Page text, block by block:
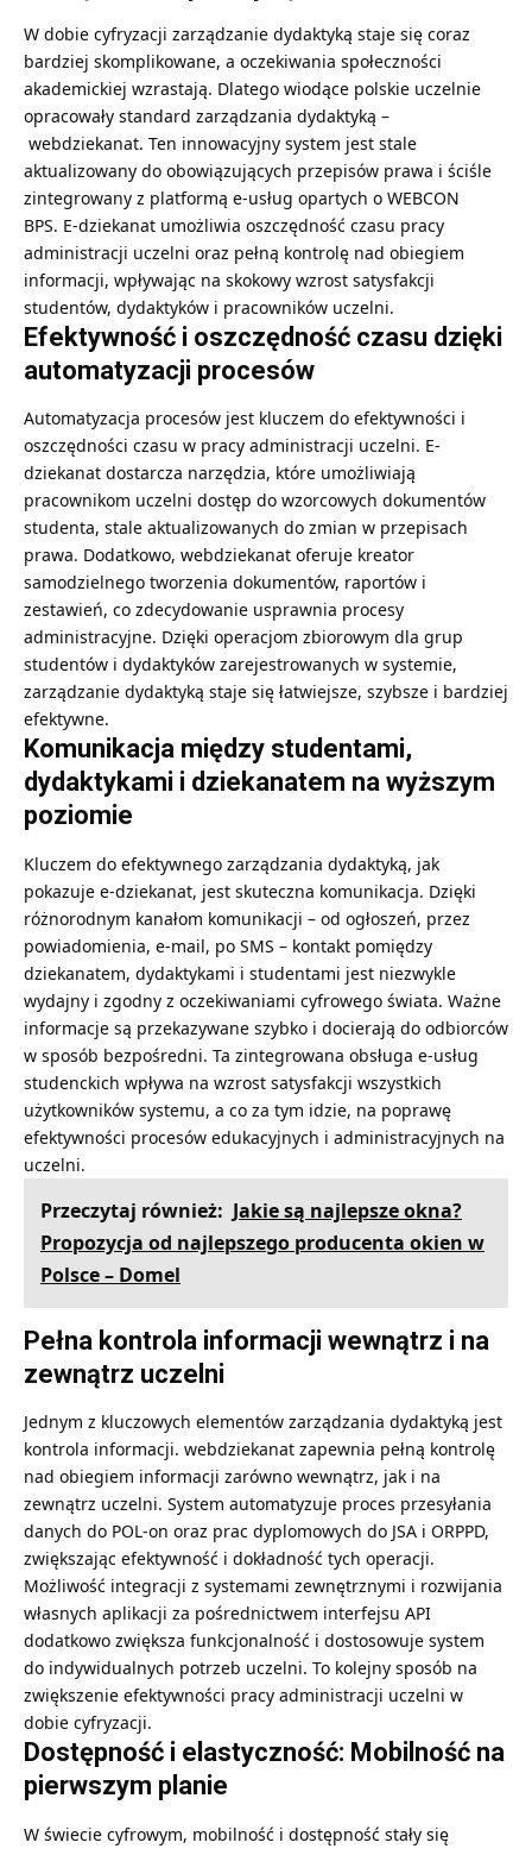
W dobie cyfryzacji zarządzanie dydaktyką staje się coraz
bardziej skomplikowane, a oczekiwania społeczności
akademickiej wzrastają. Dlatego wiodące polskie uczelnie
opracowały standard zarządzania dydaktyką –
webdziekanat. Ten innowacyjny system jest stale
aktualizowany do obowiązujących przepisów prawa i ściśle
zintegrowany z platformą e-usług opartych o WEBCON
BPS. E-dziekanat umożliwia oszczędność czasu pracy
administracji uczelni oraz pełną kontrolę nad obiegiem
informacji, wpływając na skokowy wzrost satysfakcji
studentów, dydaktyków i pracowników uczelni.
Efektywność i oszczędność czasu dzięki
automatyzacji procesów
Automatyzacja procesów jest kluczem do efektywności i
oszczędności czasu w pracy administracji uczelni. E-
dziekanat dostarcza narzędzia, które umożliwiają
pracownikom uczelni dostęp do wzorcowych dokumentów
studenta, stale aktualizowanych do zmian w przepisach
prawa. Dodatkowo, webdziekanat oferuje kreator
samodzielnego tworzenia dokumentów, raportów i
zestawień, co zdecydowanie usprawnia procesy
administracyjne. Dzięki operacjom zbiorowym dla grup
studentów i dydaktyków zarejestrowanych w systemie,
zarządzanie dydaktyką staje się łatwiejsze, szybsze i bardziej
efektywne.
Komunikacja między studentami,
dydaktykami i dziekanatem na wyższym
poziomie
Kluczem do efektywnego zarządzania dydaktyką, jak
pokazuje e-dziekanat, jest skuteczna komunikacja. Dzięki
różnorodnym kanałom komunikacji – od ogłoszeń, przez
powiadomienia, e-mail, po SMS – kontakt pomiędzy
dziekanatem, dydaktykami i studentami jest niezwykle
wydajny i zgodny z oczekiwaniami cyfrowego świata. Ważne
informacje są przekazywane szybko i docierają do odbiorców
w sposób bezpośredni. Ta zintegrowana obsługa e-usług
studenckich wpływa na wzrost satysfakcji wszystkich
użytkowników systemu, a co za tym idzie, na poprawę
efektywności procesów edukacyjnych i administracyjnych na
uczelni.
Przeczytaj również: Jakie są najlepsze okna?
Propozycja od najlepszego producenta okien w
Polsce – Domel
Pełna kontrola informacji wewnątrz i na
zewnątrz uczelni
Jednym z kluczowych elementów zarządzania dydaktyką jest
kontrola informacji. webdziekanat zapewnia pełną kontrolę
nad obiegiem informacji zarówno wewnątrz, jak i na
zewnątrz uczelni. System automatyzuje proces przesyłania
danych do POL-on oraz prac dyplomowych do JSA i ORPPD,
zwiększając efektywność i dokładność tych operacji.
Możliwość integracji z systemami zewnętrznymi i rozwijania
własnych aplikacji za pośrednictwem interfejsu API
dodatkowo zwiększa funkcjonalność i dostosowuje system
do indywidualnych potrzeb uczelni. To kolejny sposób na
zwiększenie efektywności pracy administracji uczelni w
dobie cyfryzacji.
Dostępność i elastyczność: Mobilność na
pierwszym planie
W świecie cyfrowym, mobilność i dostępność stały się